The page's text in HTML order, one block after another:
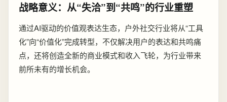
战略意义：从“失洽”到“共鸣”的行业重塑
通过AI驱动的价值观表达生态，户外社交行业将从“工具
化”向“价值化”完成转型，不仅解决用户的表达和共鸣痛
点，还将创造全新的商业模式和收入飞轮，为行业带来
前所未有的增长机会。